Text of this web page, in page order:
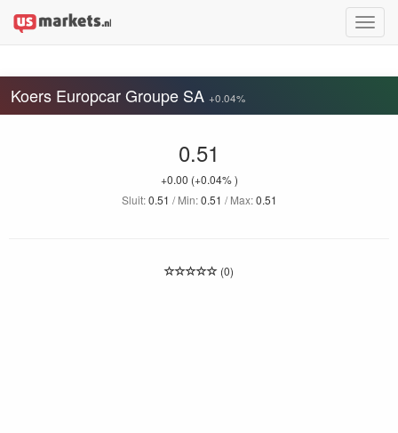
Toggle
Koers Europcar Groupe SA +0.04%
0.51
+0.00 (+0.04% )
Sluit:0.51 / Min:0.51 / Max:0.51
(0)